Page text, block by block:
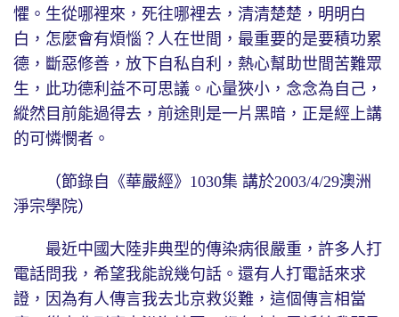
懼。生從哪裡來，死往哪裡去，清清楚楚，明明白
白，怎麼會有煩惱？人在世間，最重要的是要積功累
德，斷惡修善，放下自私自利，熱心幫助世間苦難眾
生，此功德利益不可思議。心量狹小，念念為自己，
縱然目前能過得去，前途則是一片黑暗，正是經上講
的可憐憫者。
（節錄自《華嚴經》1030集 講於2003/4/29澳洲
淨宗學院）
最近中國大陸非典型的傳染病很嚴重，許多人打
電話問我，希望我能說幾句話。還有人打電話來求
證，因為有人傳言我去北京救災難，這個傳言相當